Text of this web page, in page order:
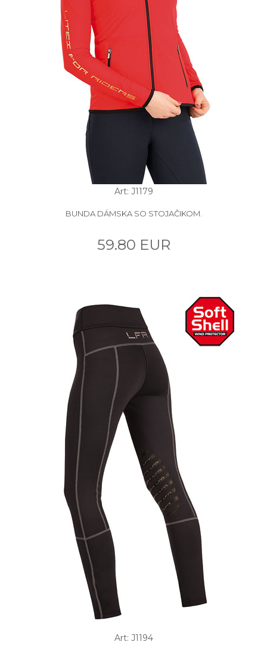
Art: J1179
BUNDA DÁMSKA SO STOJAČIKOM.
59.80 EUR
Art: J1194